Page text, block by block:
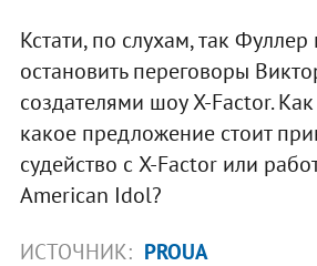
Кстати, по слухам, так Фуллер
остановить переговоры
создателями шоу X-Factor.
какое предложение стоит
судейство с X-Factor или
American Idol?
ИСТОЧНИК: PROUA